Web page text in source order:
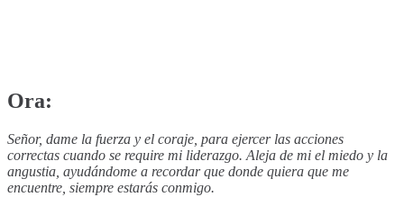
Ora:
Señor, dame la fuerza y el coraje, para ejercer las acciones
correctas cuando se require mi liderazgo. Aleja de mi el miedo y la
angustia, ayudándome a recordar que donde quiera que me
encuentre, siempre estarás conmigo.